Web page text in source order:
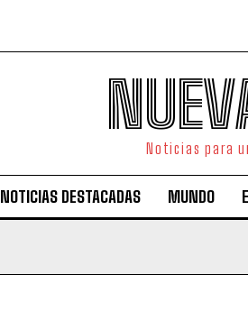
Noticias para
NOTICIAS DESTACADAS MUNDO